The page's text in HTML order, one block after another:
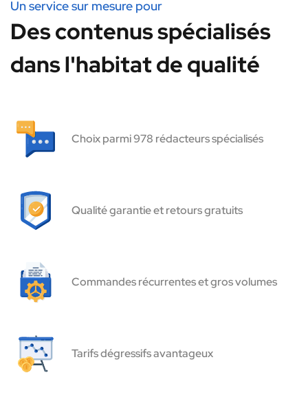
Un service sur mesure pour
Des contenus spécialisés
dans l'habitat de qualité
Choix parmi 978 rédacteurs spécialisés
Qualité garantie et retours gratuits
Commandes récurrentes et gros volumes
Tarifs dégressifs avantageux